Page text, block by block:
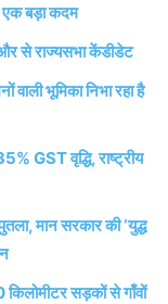
एक बड़ा कदम
से राज्यसभा केंडीडेट
भूमिका निभा रहा है
GST वृद्धि, राष्ट्रीय
मान सरकार की ‘युद्ध
सड़कों से गाँवों